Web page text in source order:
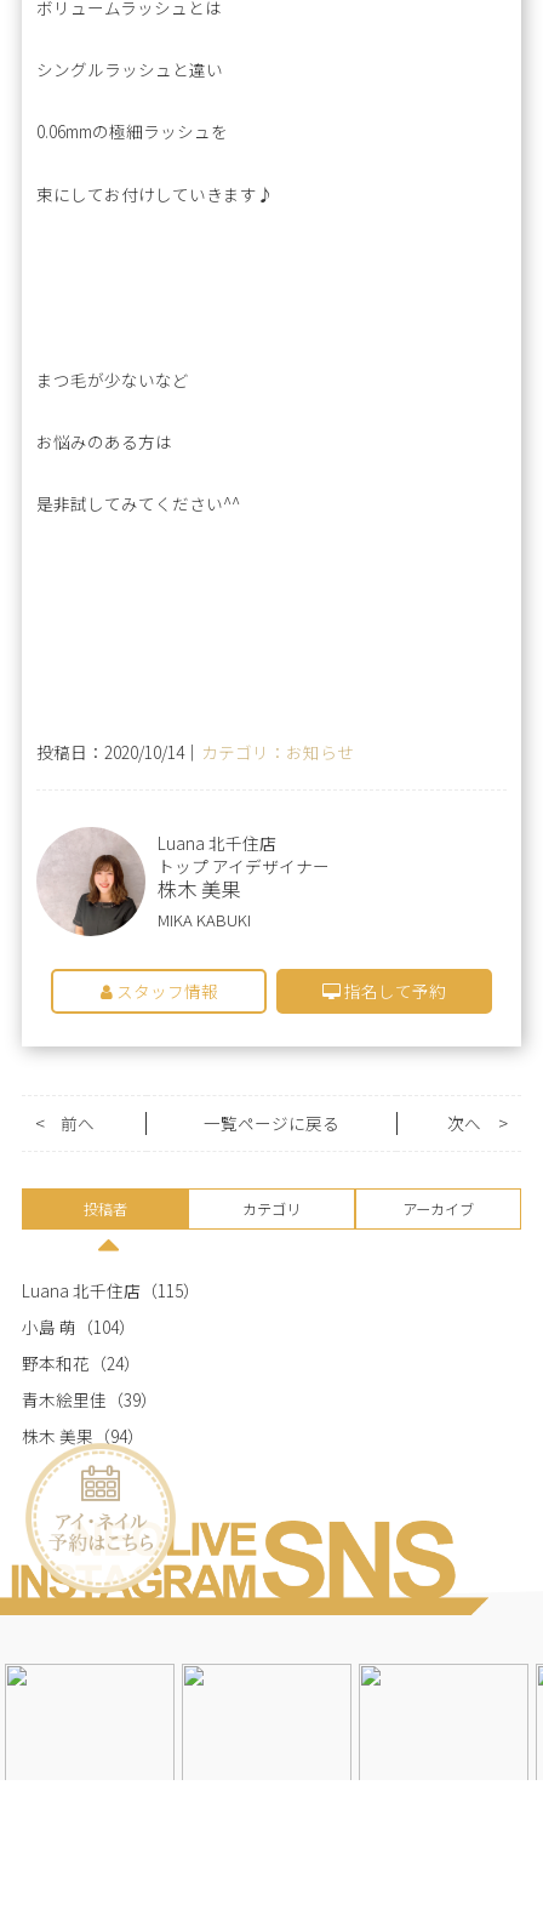
ボリュームラッシュとは
シングルラッシュと違い
0.06mmの極細ラッシュを
束にしてお付けしていきます♪
まつ毛が少ないなど
お悩みのある方は
是非試してみてください^^
投稿日：2020/10/14｜ カテゴリ：お知らせ
Luana 北千住店
トップ アイデザイナー
株木 美果
MIKA KABUKI
スタッフ情報 指名して予約
< 前へ 一覧ページに戻る >
次へ
投稿者 カテゴリ アーカイブ
Luana 北千住店 （115）
小島 萌 （104）
野本和花 （24）
青木絵里佳 （39）
株木 美果 （94）